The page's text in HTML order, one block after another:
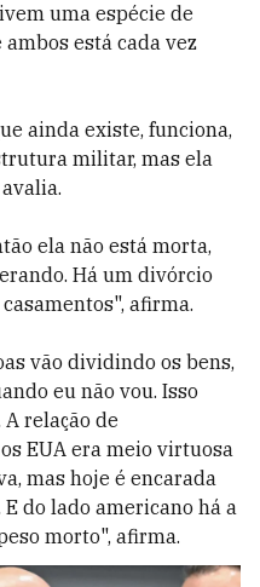
uma espécie de
está cada vez
ainda existe, funciona,
militar, mas ela
ela não está morta,
Há um divórcio
afirma.
vão dividindo os bens,
eu não vou. Isso
relação de
EUA era meio virtuosa
mas hoje é encarada
do lado americano há a
morto", afirma.